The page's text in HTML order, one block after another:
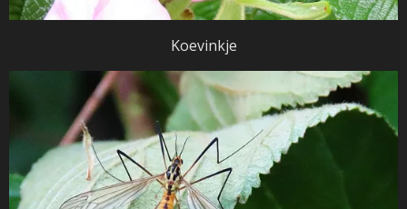
Koevinkje